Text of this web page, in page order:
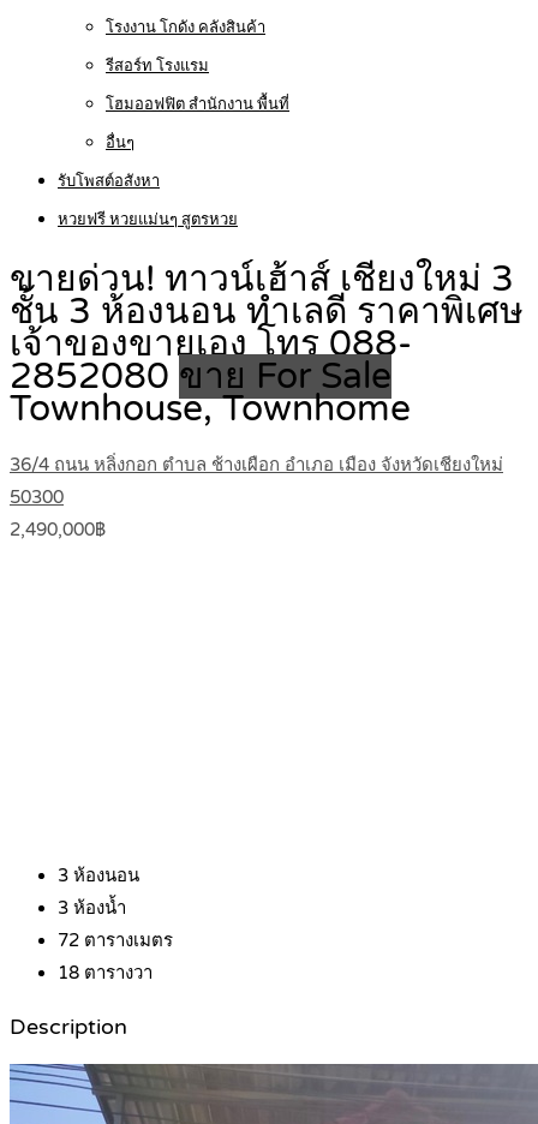
โรงงาน โกดัง คลังสินค้า
รีสอร์ท โรงแรม
โฮมออฟฟิต สำนักงาน พื้นที่
อื่นๆ
รับโพสต์อสังหา
หวยฟรี หวยแม่นๆ สูตรหวย
ขายด่วน! ทาวน์เฮ้าส์ เชียงใหม่ 3
ชั้น 3 ห้องนอน ทำเลดี ราคาพิเศษ
เจ้าของขายเอง โทร 088-
2852080 ขาย For Sale
Townhouse, Townhome
36/4 ถนน หลิ่งกอก ตำบล ช้างเผือก อำเภอ เมือง จังหวัดเชียงใหม่
50300
2,490,000฿
3 ห้องนอน
3 ห้องน้ำ
72 ตารางเมตร
18 ตารางวา
Description